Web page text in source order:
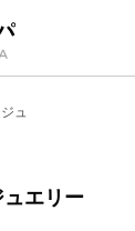
ュ
エリー